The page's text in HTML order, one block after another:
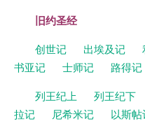
旧约圣经
创世记 出埃及记
书亚记
士师记 路得记
列王纪上
列王纪下
拉记
尼希米记 以斯帖